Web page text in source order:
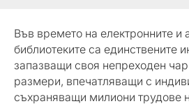
Във времето на електронните и
библиотеките са единствените
запазващи своя непреходен
размери, впечатляващи с
съхраняващи милиони трудове